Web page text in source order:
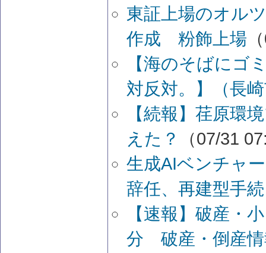
東証上場のオル
作成 粉飾上場
【海のそばにゴ
対反対。】（長
【続報】荏原
えた？
（07/31
生成AIベンチャ
辞任、再建型手
【速報】破産・
分 破産・倒産情